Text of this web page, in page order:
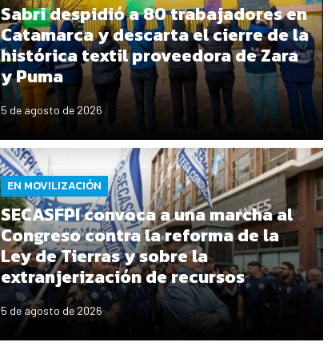
Sabri despidió a 80 trabajadores en
Catamarca y descarta el cierre de la
histórica textil proveedora de Zara
y Puma
5 de agosto de 2026
EN MOVILIZACIÓN
SECASFPI convoca a una marcha al
Congreso contra la reforma de la
Ley de Tierras y sobre la
extranjerización de recursos
5 de agosto de 2026